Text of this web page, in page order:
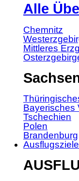
Alle
Chemnitz
Mittleres
Bayerisches
Tschechien
Polen
Brandenburg